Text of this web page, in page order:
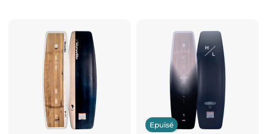
Epuisé